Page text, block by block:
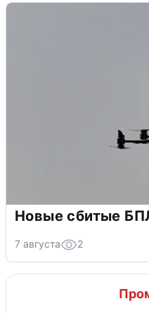
Новые сбитые
7 августа 2